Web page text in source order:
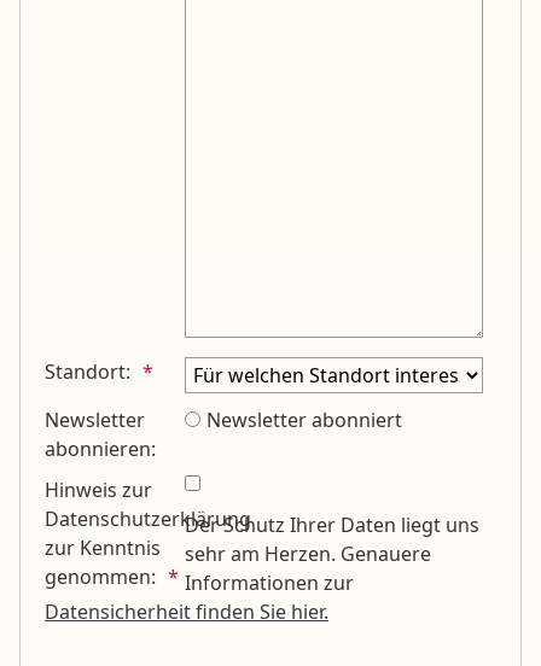
Standort:
Newsletter
abonnieren:
Newsletter abonniert
Hinweis zur
Datenschutzerklärung
zur Kenntnis
genommen:
Der Schutz Ihrer Daten liegt uns
sehr am Herzen. Genauere
Informationen zur
Datensicherheit finden Sie hier.